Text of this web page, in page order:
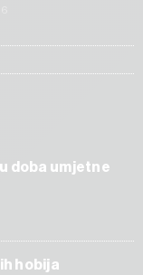
doba umjetne
hobija